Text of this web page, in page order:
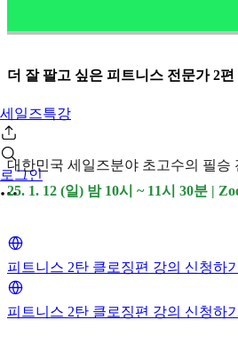
세일즈특강
로그인
더 잘 팔고 싶은 피트니스 전문가 2
대한민국 세일즈분야 초고수의 필승
25. 1. 12 (일) 밤 10시 ~ 11시 30분 |
피트니스 2탄 클로징편 강의 신청하기
피트니스 2탄 클로징편 강의 신청하기